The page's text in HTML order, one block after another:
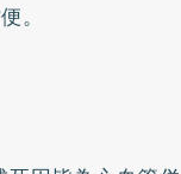
。